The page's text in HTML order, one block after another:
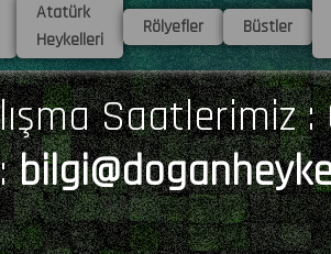
Atatürk
Heykelleri
Rölyefler Büstler
Saatlerimiz